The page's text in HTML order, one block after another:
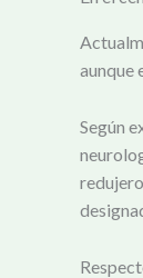
aunque
Según